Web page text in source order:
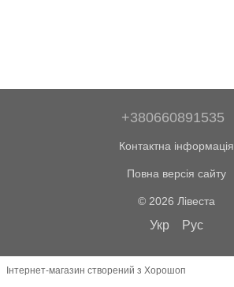
+380660891535
Контактна інформація
Повна версія сайту
© 2026 Лівеста
Укр Рус
Інтернет-магазин створений з Хорошоп